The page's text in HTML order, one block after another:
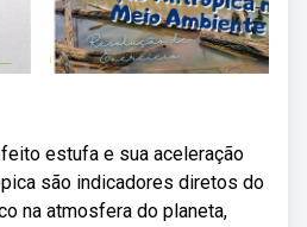
estufa e sua aceleração
são indicadores diretos do
na atmosfera do planeta,